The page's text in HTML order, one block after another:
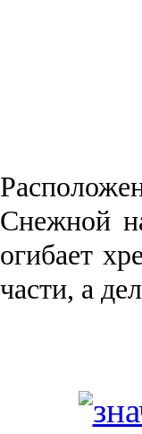
Снежной
огибает
части, а